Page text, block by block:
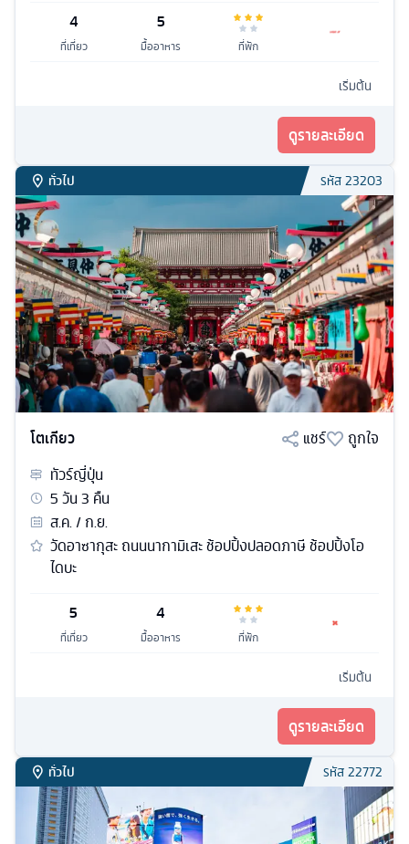
4
ที่เที่ยว
5
มื้ออาหาร ที่พัก
เริ่มต้น
ดูรายละเอียด
ทั่วไป รหัส23203
โตเกียว แชร์
ถูกใจ
ทัวร์ญี่ปุ่น
5วัน3 คืน
ส.ค. / ก.ย.
วัดอาซากุสะ ถนนนากามิเสะ ช้อปปิ้งปลอดภาษี ช้อปปิ้งโอ
ไดบะ
5
ที่เที่ยว
4
มื้ออาหาร ที่พัก
เริ่มต้น
ดูรายละเอียด
ทั่วไป รหัส22772